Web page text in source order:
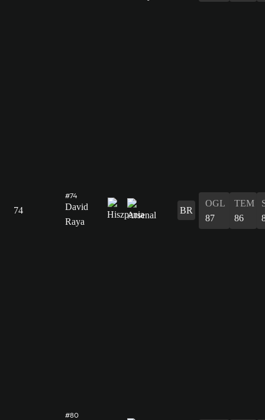
74
#74
David
Raya
BR
OGL
87
TEM
86
#80